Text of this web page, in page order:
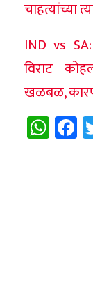
चाहत्यांच्या
IND vs
विराट
खळबळ,